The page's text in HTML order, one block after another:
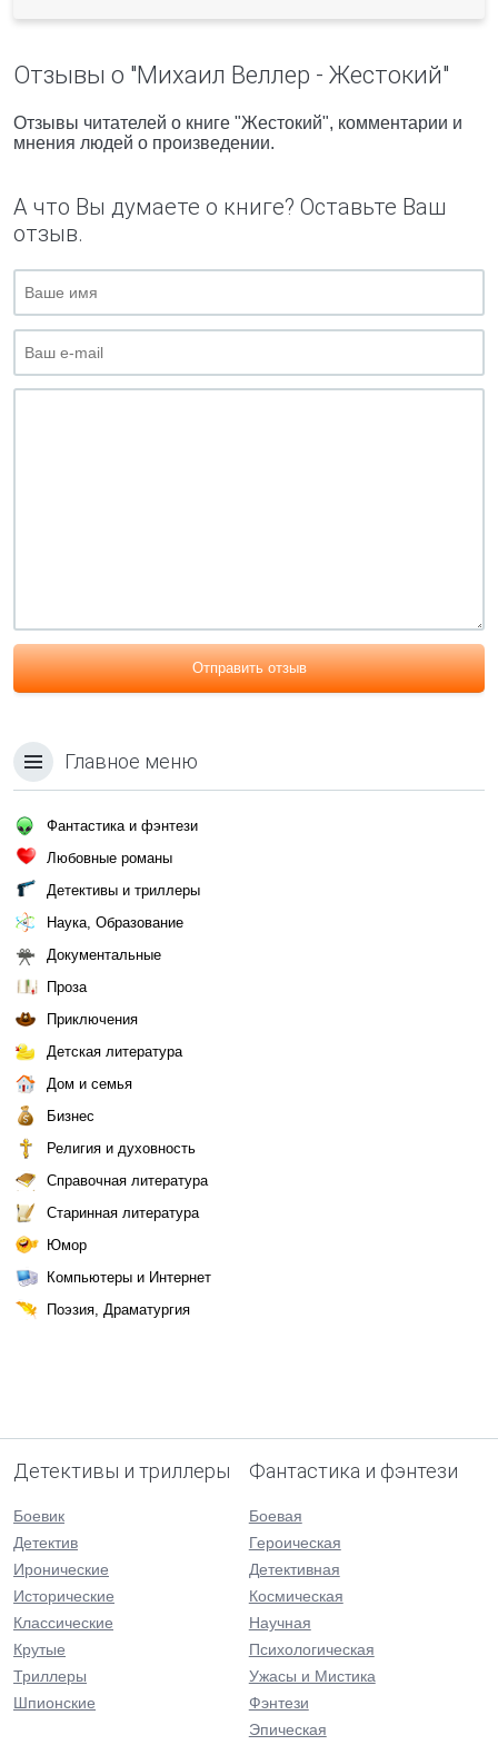
Отзывы о "Михаил Веллер - Жестокий"
Отзывы читателей о книге "Жестокий", комментарии и
мнения людей о произведении.
А что Вы думаете о книге? Оставьте Ваш
отзыв.
Отправить отзыв
Главное меню
Фантастика и фэнтези
Любовные романы
Детективы и триллеры
Наука, Образование
Документальные
Проза
Приключения
Детская литература
Дом и семья
Бизнес
Религия и духовность
Справочная литература
Старинная литература
Юмор
Компьютеры и Интернет
Поэзия, Драматургия
Детективы и триллеры
Боевик
Детектив
Иронические
Исторические
Классические
Крутые
Триллеры
Шпионские
Фантастика и фэнтези
Боевая
Героическая
Детективная
Космическая
Научная
Психологическая
Ужасы и Мистика
Фэнтези
Эпическая